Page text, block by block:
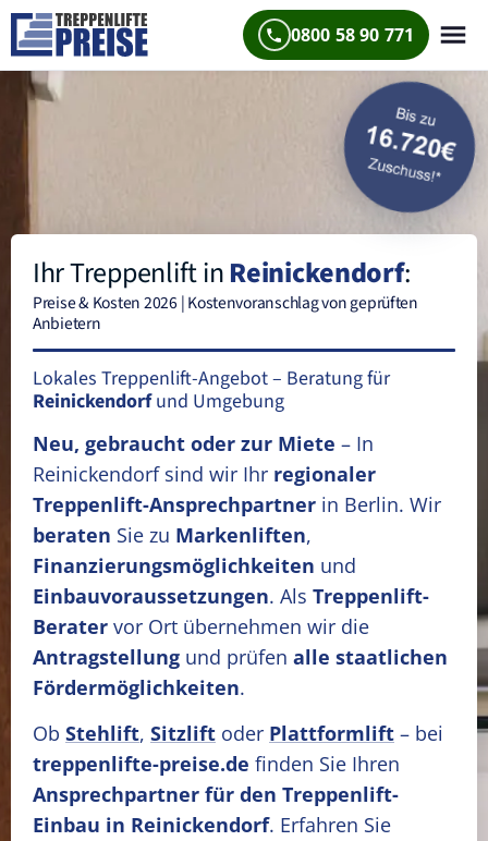
0800 58 90 771
Ihr Treppenlift inReinickendorf:
Preise & Kosten 2026 | Kostenvoranschlag von geprüften
Anbietern
Lokales Treppenlift-Angebot – Beratung für
Reinickendorfund Umgebung
Neu, gebraucht oder zur Miete – In
Reinickendorf sind wir Ihr regionaler
Treppenlift-Ansprechpartner in Berlin. Wir
beraten Sie zu Markenliften,
Finanzierungsmöglichkeiten und
Einbauvoraussetzungen. Als Treppenlift-
Berater vor Ort übernehmen wir die
Antragstellung und prüfen alle staatlichen
Fördermöglichkeiten.
Ob Stehlift, Sitzlift oder Plattformlift – bei
treppenlifte-preise.de finden Sie Ihren
Ansprechpartner für den Treppenlift-
Einbau in Reinickendorf. Erfahren Sie